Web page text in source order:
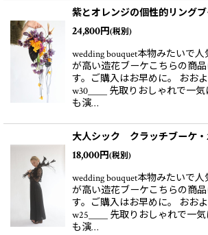
紫とオレンジの個性的リングブ
24,800円(税別)
wedding bouquet本物みたいで
が高い造花ブーケこちらの商
す。ご購入はお早めに。 おお
w30＿＿ 先取りおしゃれで一
も演…
大人シック クラッチブーケ・
18,000円(税別)
wedding bouquet本物みたいで
が高い造花ブーケこちらの商
す。ご購入はお早めに。 おお
w25＿＿ 先取りおしゃれで一
も演…